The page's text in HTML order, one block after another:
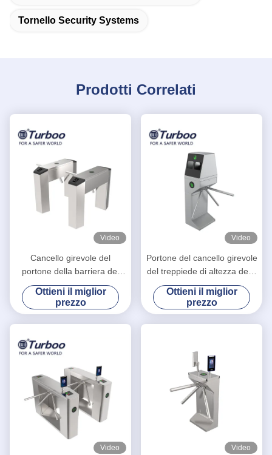
Tornello Security Systems
Prodotti Correlati
Video
Cancello girevole del
portone della barriera del
treppiede di SUS 304 per
controllo di accesso
pedonale
Ottieni il miglior
prezzo
Video
Portone del cancello girevole
del treppiede di altezza della
vita con la funzione di
disinfezione
Ottieni il miglior
prezzo
Video Video